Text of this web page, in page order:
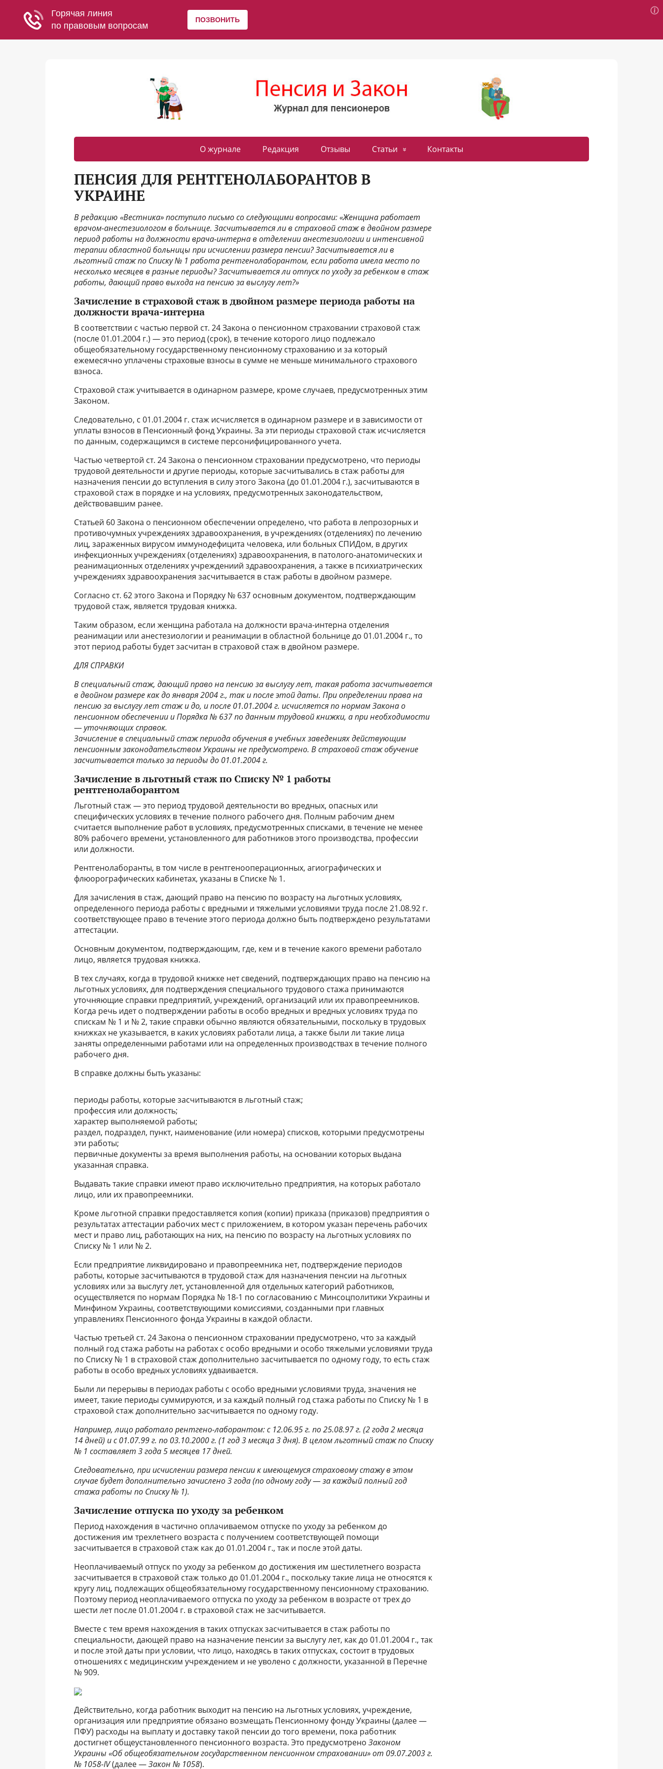
О журнале Редакция Отзывы Статьи Контакты
ПЕНСИЯ ДЛЯ РЕНТГЕНОЛАБОРАНТОВ В
УКРАИНЕ
В редакцию «Вестника» поступило письмо со следующими вопросами: «Женщина работает
врачом-анестезиологом в больнице. Засчитывается ли в страховой стаж в двойном размере
период работы на должности врача-интерна в отделении анестезиологии и интенсивной
терапии областной больницы при исчислении размера пенсии? Засчитывается ли в
льготный стаж по Списку № 1 работа рентгенолаборантом, если работа имела место по
несколько месяцев в разные периоды? Засчитывается ли отпуск по уходу за ребенком в стаж
работы, дающий право выхода на пенсию за выслугу лет?»
Зачисление в страховой стаж в двойном размере периода работы на
должности врача-интерна
В соответствии с частью первой ст. 24 Закона о пенсионном страховании страховой стаж
(после 01.01.2004 г.) — это период (срок), в течение которого лицо подлежало
общеобязательному государственному пенсионному страхованию и за который
ежемесячно уплачены страховые взносы в сумме не меньше минимального страхового
взноса.
Страховой стаж учитывается в одинарном размере, кроме случаев, предусмотренных этим
Законом.
Следовательно, с 01.01.2004 г. стаж исчисляется в одинарном размере и в зависимости от
уплаты взносов в Пенсионный фонд Украины. За эти периоды страховой стаж исчисляется
по данным, содержащимся в системе персонифицированного учета.
Частью четвертой ст. 24 Закона о пенсионном страховании предусмотрено, что периоды
трудовой деятельности и другие периоды, которые засчитывались в стаж работы для
назначения пенсии до вступления в силу этого Закона (до 01.01.2004 г.), засчитываются в
страховой стаж в порядке и на условиях, предусмотренных законодательством,
действовавшим ранее.
Статьей 60 Закона о пенсионном обеспечении определено, что работа в лепрозорных и
противочумных учреждениях здравоохранения, в учреждениях (отделениях) по лечению
лиц, зараженных вирусом иммунодефицита человека, или больных СПИДом, в других
инфекционных учреждениях (отделениях) здравоохранения, в патолого-анатомических и
реанимационных отделениях учреждениий здравоохранения, а также в психиатрических
учреждениях здравоохранения засчитывается в стаж работы в двойном размере.
Согласно ст. 62 этого Закона и Порядку № 637 основным документом, подтверждающим
трудовой стаж, является трудовая книжка.
Таким образом, если женщина работала на должности врача-интерна отделения
реанимации или анестезиологии и реанимации в областной больнице до 01.01.2004 г., то
этот период работы будет засчитан в страховой стаж в двойном размере.
ДЛЯ СПРАВКИ
В специальный стаж, дающий право на пенсию за выслугу лет, такая работа засчитывается
в двойном размере как до января 2004 г., так и после этой даты. При определении права на
пенсию за выслугу лет стаж и до, и после 01.01.2004 г. исчисляется по нормам Закона о
пенсионном обеспечении и Порядка № 637 по данным трудовой книжки, а при необходимости
—уточняющих справок.
Зачисление в специальный стаж периода обучения в учебных заведениях действующим
пенсионным законодательством Украины не предусмотрено. В страховой стаж обучение
засчитывается только за периоды до 01.01.2004 г.
Зачисление в льготный стаж по Списку № 1 работы
рентгенолаборантом
Льготный стаж — это период трудовой деятельности во вредных, опасных или
специфических условиях в течение полного рабочего дня. Полным рабочим днем
считается выполнение работ в условиях, предусмотренных списками, в течение не менее
80% рабочего времени, установленного для работников этого производства, профессии
или должности.
Рентгенолаборанты, в том числе в рентгенооперационных, агиографических и
флюорографических кабинетах, указаны в Списке № 1.
Для зачисления в стаж, дающий право на пенсию по возрасту на льготных условиях,
определенного периода работы с вредными и тяжелыми условиями труда после 21.08.92 г.
соответствующее право в течение этого периода должно быть подтверждено результатами
аттестации.
Основным документом, подтверждающим, где, кем и в течение какого времени работало
лицо, является трудовая книжка.
В тех случаях, когда в трудовой книжке нет сведений, подтверждающих право на пенсию на
льготных условиях, для подтверждения специального трудового стажа принимаются
уточняющие справки предприятий, учреждений, организаций или их правопреемников.
Когда речь идет о подтверждении работы в особо вредных и вредных условиях труда по
спискам № 1 и № 2, такие справки обычно являются обязательными, поскольку в трудовых
книжках не указывается, в каких условиях работали лица, а также были ли такие лица
заняты определенными работами или на определенных производствах в течение полного
рабочего дня.
В справке должны быть указаны:
периоды работы, которые засчитываются в льготный стаж;
профессия или должность;
характер выполняемой работы;
раздел, подраздел, пункт, наименование (или номера) списков, которыми предусмотрены
эти работы;
первичные документы за время выполнения работы, на основании которых выдана
указанная справка.
Выдавать такие справки имеют право исключительно предприятия, на которых работало
лицо, или их правопреемники.
Кроме льготной справки предоставляется копия (копии) приказа (приказов) предприятия о
результатах аттестации рабочих мест с приложением, в котором указан перечень рабочих
мест и право лиц, работающих на них, на пенсию по возрасту на льготных условиях по
Списку № 1 или № 2.
Если предприятие ликвидировано и правопреемника нет, подтверждение периодов
работы, которые засчитываются в трудовой стаж для назначения пенсии на льготных
условиях или за выслугу лет, установленной для отдельных категорий работников,
осуществляется по нормам Порядка № 18-1 по согласованию с Минсоцполитики Украины и
Минфином Украины, соответствующими комиссиями, созданными при главных
управлениях Пенсионного фонда Украины в каждой области.
Частью третьей ст. 24 Закона о пенсионном страховании предусмотрено, что за каждый
полный год стажа работы на работах с особо вредными и особо тяжелыми условиями труда
по Списку № 1 в страховой стаж дополнительно засчитывается по одному году, то есть стаж
работы в особо вредных условиях удваивается.
Были ли перерывы в периодах работы с особо вредными условиями труда, значения не
имеет, такие периоды суммируются, и за каждый полный год стажа работы по Списку № 1 в
страховой стаж дополнительно засчитывается по одному году.
Например, лицо работало рентгено-лаборантом: с 12.06.95 г. по 25.08.97 г. (2 года 2 месяца
14 дней) и с 01.07.99 г. по 03.10.2000 г. (1 год 3 месяца 3 дня). В целом льготный стаж по Списку
№ 1 составляет 3 года 5 месяцев 17 дней.
Следовательно, при исчислении размера пенсии к имеющемуся страховому стажу в этом
случае будет дополнительно зачислено 3 года (по одному году—за каждый полный год
стажа работы по Списку № 1).
Зачисление отпуска по уходу за ребенком
Период нахождения в частично оплачиваемом отпуске по уходу за ребенком до
достижения им трехлетнего возраста с получением соответствующей помощи
засчитывается в страховой стаж как до 01.01.2004 г., так и после этой даты.
Неоплачиваемый отпуск по уходу за ребенком до достижения им шестилетнего возраста
засчитывается в страховой стаж только до 01.01.2004 г., поскольку такие лица не относятся к
кругу лиц, подлежащих общеобязательному государственному пенсионному страхованию.
Поэтому период неоплачиваемого отпуска по уходу за ребенком в возрасте от трех до
шести лет после 01.01.2004 г. в страховой стаж не засчитывается.
Вместе с тем время нахождения в таких отпусках засчитывается в стаж работы по
специальности, дающей право на назначение пенсии за выслугу лет, как до 01.01.2004 г., так
и после этой даты при условии, что лицо, находясь в таких отпусках, состоит в трудовых
отношениях с медицинским учреждением и не уволено с должности, указанной в Перечне
№ 909.
Действительно, когда работник выходит на пенсию на льготных условиях, учреждение,
организация или предприятие обязано возмещать Пенсионному фонду Украины (далее —
ПФУ) расходы на выплату и доставку такой пенсии до того времени, пока работник
достигнет общеустановленного пенсионного возраста. Это предусмотрено Законом
Украины «Об общеобязательном государственном пенсионном страховании» от 09.07.2003 г.
№ 1058-IV(далее —Закон № 1058).